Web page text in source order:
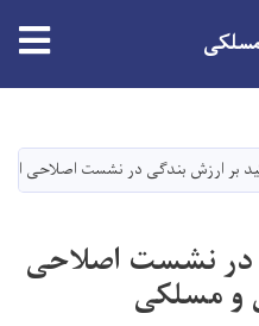
بر ارزش بندگی در نشست اصلاحی
در نشست اصلاحی
و مسلکی